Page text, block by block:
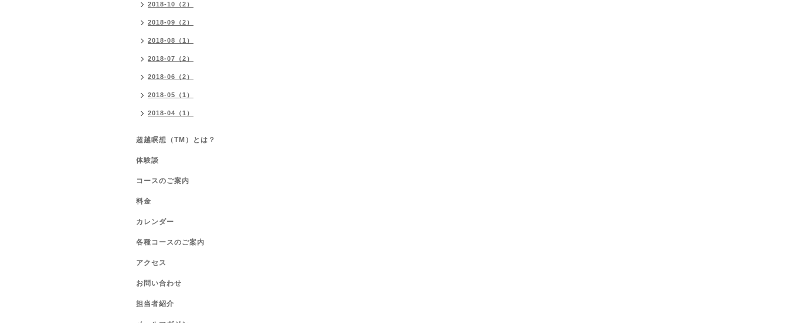
2018-10（2）
2018-09（2）
2018-08（1）
2018-07（2）
2018-06（2）
2018-05（1）
2018-04（1）
超越瞑想（TM）とは？
体験談
コースのご案内
料金
カレンダー
各種コースのご案内
アクセス
お問い合わせ
担当者紹介